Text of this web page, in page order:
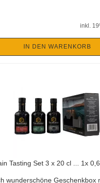
inkl.
IN DEN WARENKORB
Tasting Set 3 x 20 cl ... 1x 0,6
wunderschöne Geschenkbox